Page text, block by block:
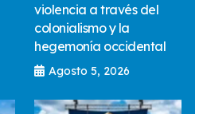
violencia a través del
colonialismo y la
hegemonía occidental
Agosto 5, 2026